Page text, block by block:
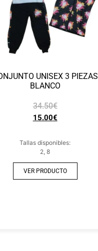
UNISEX 3 PIEZAS
BLANCO
34.50€
15.00€
Tallas disponibles:
2, 8
VER PRODUCTO